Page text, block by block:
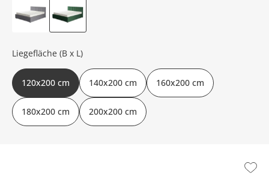
Liegefläche (B x L)
120x200 cm 140x200 cm 160x200 cm
180x200 cm 200x200 cm